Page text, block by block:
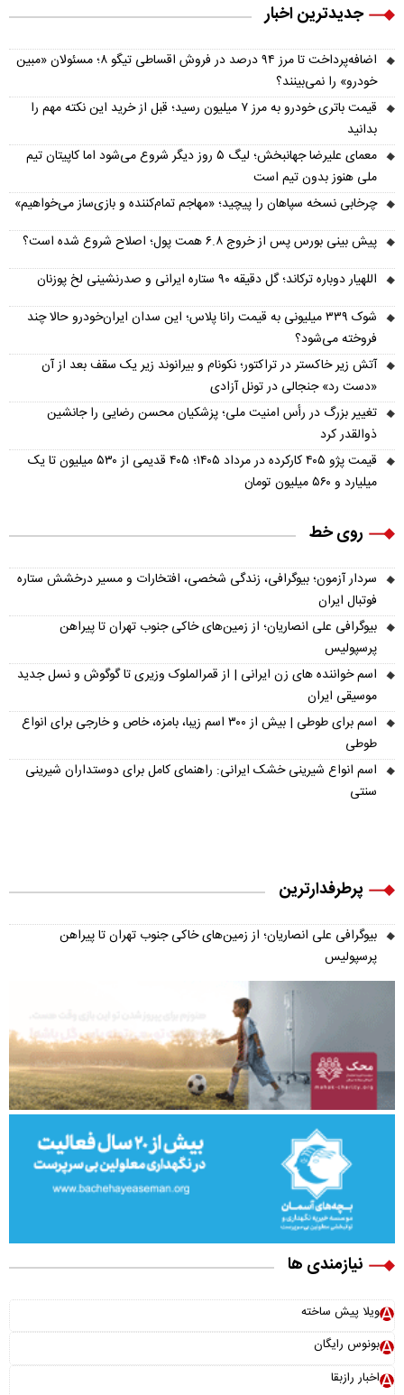
جدیدترین اخبار
اضافه‌پرداخت تا مرز ۹۴ درصد در فروش اقساطی تیگو ۸؛ مسئولان «مبین
خودرو» را نمی‌بینند؟
قیمت باتری خودرو به مرز ۷ میلیون رسید؛ قبل از خرید این نکته مهم را
بدانید
معمای علیرضا جهانبخش؛ لیگ ۵ روز دیگر شروع می‌شود اما کاپیتان تیم
ملی هنوز بدون تیم است
چرخابی نسخه سپاهان را پیچید؛ «مهاجم تمام‌کننده و بازی‌ساز می‌خواهیم»
پیش‌ بینی بورس پس از خروج ۶.۸ همت پول؛ اصلاح شروع شده است؟
اللهیار دوباره ترکاند؛ گل دقیقه ۹۰ ستاره ایرانی و صدرنشینی لخ پوزنان
شوک ۳۳۹ میلیونی به قیمت رانا پلاس؛ این سدان ایران‌خودرو حالا چند
فروخته می‌شود؟
آتش زیر خاکستر در تراکتور؛ نکونام و بیرانوند زیر یک سقف بعد از آن
«دست رد» جنجالی در تونل آزادی
تغییر بزرگ در رأس امنیت ملی؛ پزشکیان محسن رضایی را جانشین
ذوالقدر کرد
قیمت پژو ۴۰۵ کارکرده در مرداد ۱۴۰۵؛ ۴۰۵ قدیمی از ۵۳۰ میلیون تا یک
میلیارد و ۵۶۰ میلیون تومان
روی خط
سردار آزمون؛ بیوگرافی، زندگی شخصی، افتخارات و مسیر درخشش ستاره
فوتبال ایران
بیوگرافی علی انصاریان؛ از زمین‌های خاکی جنوب تهران تا پیراهن
پرسپولیس
اسم خواننده های زن ایرانی | از قمرالملوک وزیری تا گوگوش و نسل جدید
موسیقی ایران
اسم برای طوطی | بیش از ۳۰۰ اسم زیبا، بامزه، خاص و خارجی برای انواع
طوطی
اسم انواع شیرینی خشک ایرانی: راهنمای کامل برای دوستداران شیرینی
سنتی
پرطرفدارترین
بیوگرافی علی انصاریان؛ از زمین‌های خاکی جنوب تهران تا پیراهن
پرسپولیس
نیازمندی ها
ویلا پیش ساخته
بونوس رایگان
اخبار رازبقا